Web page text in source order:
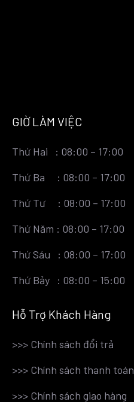
GIỜ LÀM VIỆC
Thứ Hai : 08:00 – 17:00
Thứ Ba : 08:00 – 17:00
Thứ Tư : 08:00 – 17:00
Thứ Năm : 08:00 – 17:00
Thứ Sáu : 08:00 – 17:00
Thứ Bảy : 08:00 – 15:00
Hỗ Trợ Khách Hàng
>>> Chính sách đổi trả
>>> Chính sách thanh toán
>>> Chính sách giao hàng